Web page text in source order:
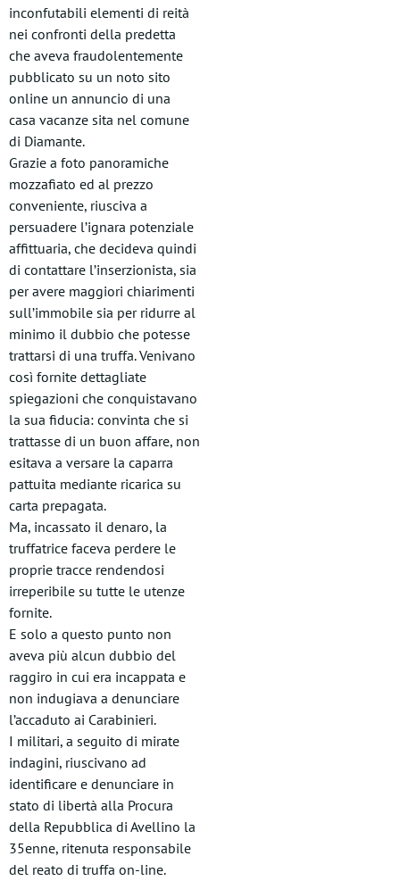
inconfutabili elementi di reità
nei confronti della predetta
che aveva fraudolentemente
pubblicato su un noto sito
online un annuncio di una
casa vacanze sita nel comune
di Diamante.
Grazie a foto panoramiche
mozzafiato ed al prezzo
conveniente, riusciva a
persuadere l’ignara potenziale
affittuaria, che decideva quindi
di contattare l’inserzionista, sia
per avere maggiori chiarimenti
sull’immobile sia per ridurre al
minimo il dubbio che potesse
trattarsi di una truffa. Venivano
così fornite dettagliate
spiegazioni che conquistavano
la sua fiducia: convinta che si
trattasse di un buon affare, non
esitava a versare la caparra
pattuita mediante ricarica su
carta prepagata.
Ma, incassato il denaro, la
truffatrice faceva perdere le
proprie tracce rendendosi
irreperibile su tutte le utenze
fornite.
E solo a questo punto non
aveva più alcun dubbio del
raggiro in cui era incappata e
non indugiava a denunciare
l’accaduto ai Carabinieri.
I militari, a seguito di mirate
indagini, riuscivano ad
identificare e denunciare in
stato di libertà alla Procura
della Repubblica di Avellino la
35enne, ritenuta responsabile
del reato di truffa on-line.